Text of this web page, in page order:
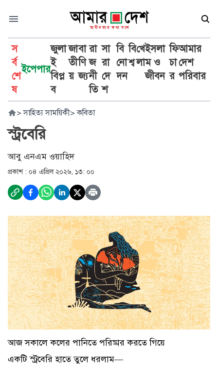
স
র্ব
শে
ষ
ইপেপার
জুলা
ই
বিপ্ল
ব
জা
তী
য়
বা
ণি
জ্য
রা
জ
নী
তি
সা
রা
দে
শ
বি
নো
দন
বি
শ্ব
খে
লা
ইসলা
ম ও
জীবন
ফি
চা
র
আমার
দেশ
পরিবার
> সাহিত্য সাময়িকী> কবিতা
স্ট্রবেরি
আবু এনএম ওয়াহিদ
প্রকাশ : ০৪ এপ্রিল ২০২৬, ১৩: ০০
আজ সকালে কলের পানিতে পরিষ্কার করতে গিয়ে
একটি স্ট্রবেরি হাতে তুলে ধরলাম—